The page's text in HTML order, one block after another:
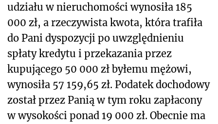
udziału w nieruchomości wynosiła 185
000 zł, a rzeczywista kwota, która trafiła
do Pani dyspozycji po uwzględnieniu
spłaty kredytu i przekazania przez
kupującego 50 000 zł byłemu mężowi,
wynosiła 57 159,65 zł. Podatek dochodowy
został przez Panią w tym roku zapłacony
w wysokości ponad 19 000 zł. Obecnie ma